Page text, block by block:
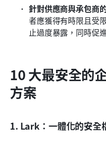
針對供應商與承包商
者應獲得有時限且受
止過度暴露，同時促
10 大最安全的
方案
1. Lark：一體化的安全